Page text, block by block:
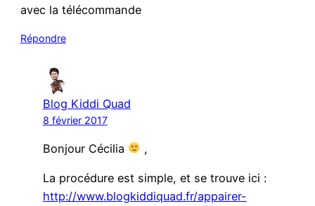
avec la télécommande
Répondre
Blog Kiddi Quad
8 février 2017
Bonjour Cécilia ,
La procédure est simple, et se trouve ici :
http://www.blogkiddiquad.fr/appairer-